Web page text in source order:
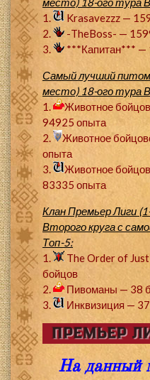
1.
Krasavezzz —
2.
-TheBoss- —
3.
***Капитан*** —
Самый лучший
место) 18-ого тура
1.
Животное
94925 опыта
2.
Животное
опыта
3.
Животное
83335 опыта
Клан Премьер Лиги
Второго круга с
Топ-5:
1.
The Order of
бойцов
2.
Пивоманы — 38
3.
Инквизиция —
На данный